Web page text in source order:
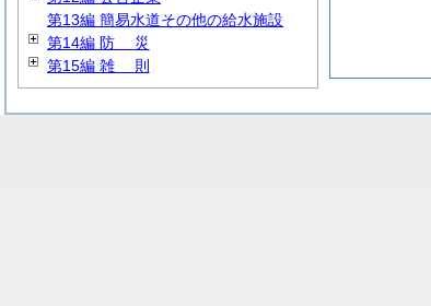
第13編 簡易水道その他の給水施設
第14編 防 災
第15編 雑 則